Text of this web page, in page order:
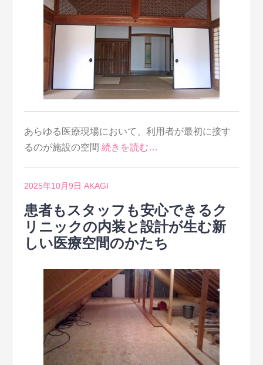
あらゆる医療現場において、利用者が最初に接す
るのが施設の空間 続きを読む…
2025年10月9日 AKAGI
患者もスタッフも安心できるク
リニックの内装と設計が生む新
しい医療空間のかたち